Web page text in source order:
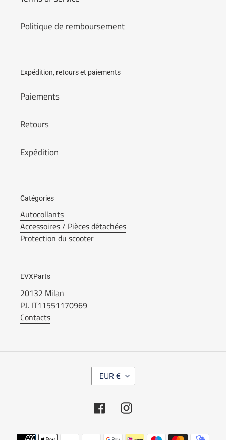
Politique de remboursement
Expédition, retours et paiements
Paiements
Retours
Expédition
Catégories
Autocollants
Accessoires / Pièces détachées
Protection du scooter
EVXParts
20132 Milan
P.I. IT11551170969
Contacts
M
EUR €
FacebookInstagram
Modes